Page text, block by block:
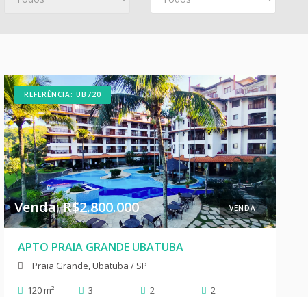
REFERÊNCIA: UB720
VENDA
Venda: R$2.800.000
APTO PRAIA GRANDE UBATUBA
Praia Grande, Ubatuba / SP
120 m²
3 2 2